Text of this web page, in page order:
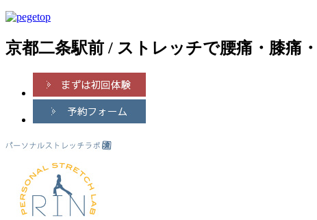
京都二条駅前 / ストレッチで腰痛・膝痛